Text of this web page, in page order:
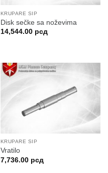
KRUPARE SIP
Disk sečke sa noževima
14,544.00 рсд
KRUPARE SIP
Vratilo
7,736.00 рсд